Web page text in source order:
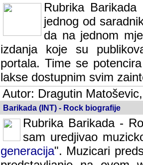
Rubrika
jednog od
da na jednom
izdanja koje su
portala. Time se
lakse dostupnim svim
Autor: Dragutin
Barikada (INT) - Rock biografije
Rubrika Barikada -
sam uredjivao
generacija". Muzicari